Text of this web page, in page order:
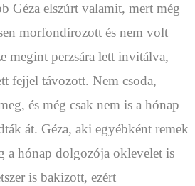
Géza elszúrt valamit, mert még
morfondírozott és nem volt
megint perzsára lett invitálva,
fejjel távozott. Nem csoda,
és még csak nem is a hónap
át. Géza, aki egyébként remek
a hónap dolgozója oklevelet is
is bakizott, ezért